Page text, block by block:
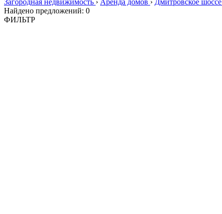
Загородная недвижимость › Аренда домов › Дмитровское шоссе
Найдено предложений: 0
ФИЛЬТР